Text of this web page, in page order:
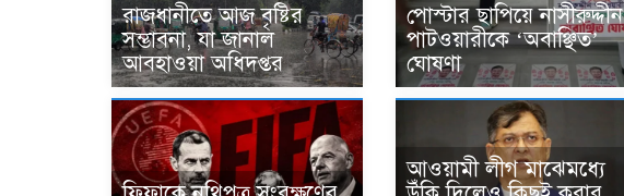
রাজধানীতে আজ বৃষ্টির
সম্ভাবনা, যা জানাল
আবহাওয়া অধিদপ্তর
পোস্টার ছাপিয়ে নাসীরুদ্দীন
পাটওয়ারীকে ‘অবাঞ্ছিত’
ঘোষণা
আওয়ামী লীগ মাঝেমধ্যে